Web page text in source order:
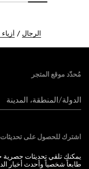
الرجال
مُحدّد موقع المتجر
الدولة/المنطقة، المدينة
اشترك للحصول على
يمكنك تلقي تحديثات حصرية
طابعاً شخصياً وأحدث أخبار